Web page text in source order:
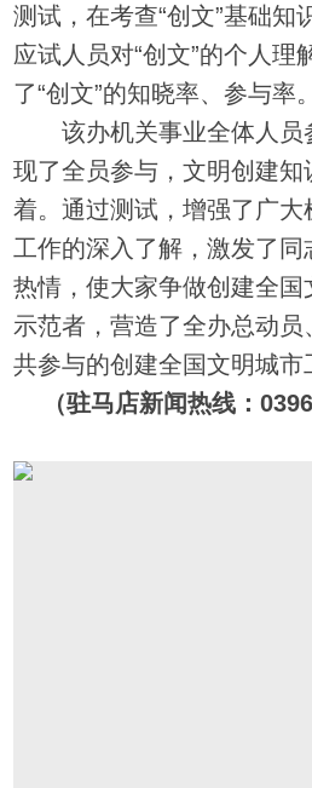
测试，在考查“创文”基础知
应试人员对“创文”的个人理
了“创文”的知晓率、参与率。
该办机关事业全体人员
现了全员参与，文明创建知
着。通过测试，增强了广
工作的深入了解，激发了
热情，使大家争做创建全国
示范者，营造了全办总动
共参与的创建全国文明城市
（驻马店新闻热线：